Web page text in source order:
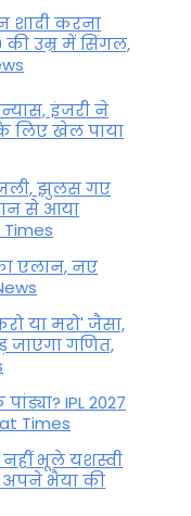
शादी करना
उम्र में सिंगल,
इंजरी ने
लिए खेल पाया
झुलस गए
से आया
एलान, नए
या मरो' जैसा,
जाएगा गण‍ित,
IPL 2027
Times
नहीं भूले यशस्वी
अपने भैया की